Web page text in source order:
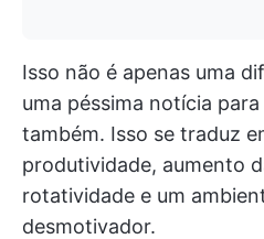
Isso não é apenas uma
uma péssima notícia
também. Isso se traduz
produtividade, aumento
rotatividade e um
desmotivador.